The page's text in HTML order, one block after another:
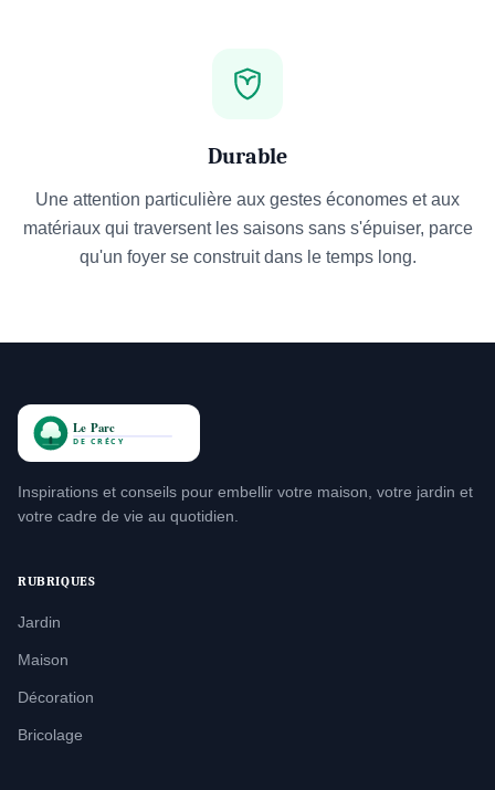
Durable
Une attention particulière aux gestes économes et aux
matériaux qui traversent les saisons sans s'épuiser, parce
qu'un foyer se construit dans le temps long.
Inspirations et conseils pour embellir votre maison, votre jardin et
votre cadre de vie au quotidien.
RUBRIQUES
Jardin
Maison
Décoration
Bricolage